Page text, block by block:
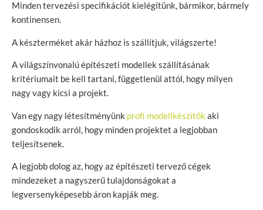
Minden tervezési specifikációt kielégítünk, bármikor, bármely
kontinensen.
A készterméket akár házhoz is szállítjuk, világszerte!
A világszínvonalú építészeti modellek szállításának
kritériumait be kell tartani, függetlenül attól, hogy milyen
nagy vagy kicsi a projekt.
Van egy nagy létesítményünk profi modellkészítők aki
gondoskodik arról, hogy minden projektet a legjobban
teljesítsenek.
A legjobb dolog az, hogy az építészeti tervező cégek
mindezeket a nagyszerű tulajdonságokat a
legversenyképesebb áron kapják meg.